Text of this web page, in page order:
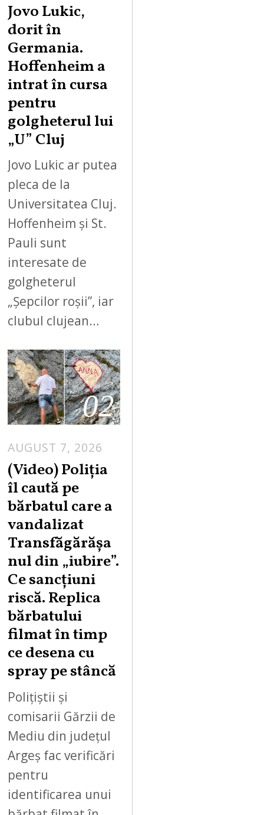
Jovo Lukic,
dorit în
Germania.
Hoffenheim a
intrat în cursa
pentru
golgheterul lui
„U” Cluj
Jovo Lukic ar putea
pleca de la
Universitatea Cluj.
Hoffenheim și St.
Pauli sunt
interesate de
golgheterul
„Șepcilor roșii”, iar
clubul clujean…
02
AUGUST 7, 2026
U
G
S
7
,
(Video) Poliția
îl caută pe
bărbatul care a
vandalizat
Transfăgărășa
nul din „iubire”.
Ce sancțiuni
riscă. Replica
bărbatului
filmat în timp
ce desena cu
spray pe stâncă
Polițiștii și
comisarii Gărzii de
Mediu din județul
Argeș fac verificări
pentru
identificarea unui